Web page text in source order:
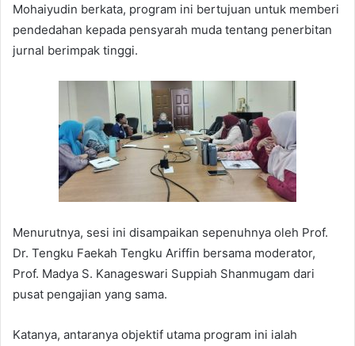
Mohaiyudin berkata, program ini bertujuan untuk memberi
pendedahan kepada pensyarah muda tentang penerbitan
jurnal berimpak tinggi.
Menurutnya, sesi ini disampaikan sepenuhnya oleh Prof.
Dr. Tengku Faekah Tengku Ariffin bersama moderator,
Prof. Madya S. Kanageswari Suppiah Shanmugam dari
pusat pengajian yang sama.
Katanya, antaranya objektif utama program ini ialah